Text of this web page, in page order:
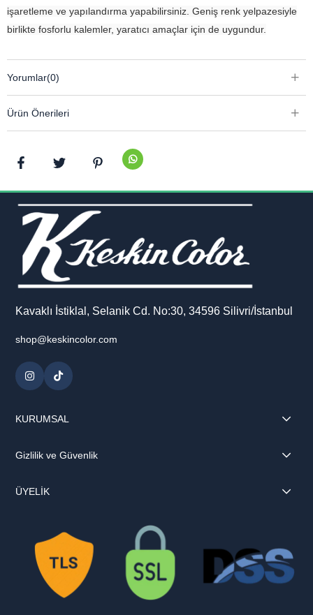
işaretleme ve yapılandırma yapabilirsiniz. Geniş renk yelpazesiyle
birlikte fosforlu kalemler, yaratıcı amaçlar için de uygundur.
Yorumlar(0)
Ürün Önerileri
Kavaklı İstiklal, Selanik Cd. No:30, 34596 Silivri/İstanbul
shop@keskincolor.com
KURUMSAL
Gizlilik ve Güvenlik
ÜYELİK